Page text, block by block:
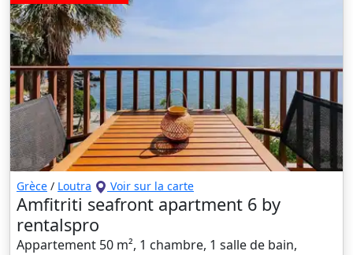
Grèce / Loutra Voir sur la carte
Amfitriti seafront apartment 6 by
rentalspro
Appartement 50 m², 1 chambre, 1 salle de bain,